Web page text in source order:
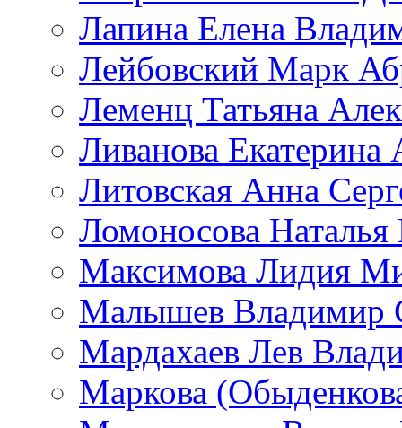
Лапина Елена
Лейбовский Марк
Леменц Татьяна
Ливанова Екатерина
Литовская Анна
Ломоносова
Максимова Лидия
Малышев Владимир
Мардахаев Лев
Маркова